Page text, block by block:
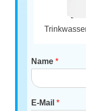
Name*
E-Mail*